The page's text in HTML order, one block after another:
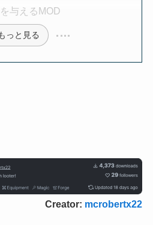
与えるMOD
っと見る
Creator: mcrobertx22